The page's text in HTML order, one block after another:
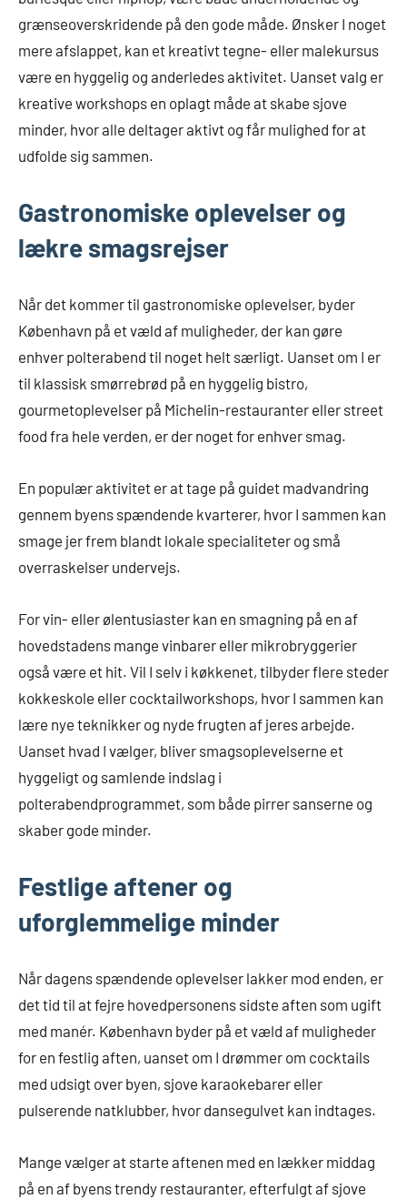
grænseoverskridende på den gode måde. Ønsker I noget
mere afslappet, kan et kreativt tegne- eller malekursus
være en hyggelig og anderledes aktivitet. Uanset valg er
kreative workshops en oplagt måde at skabe sjove
minder, hvor alle deltager aktivt og får mulighed for at
udfolde sig sammen.
Gastronomiske oplevelser og
lækre smagsrejser
Når det kommer til gastronomiske oplevelser, byder
København på et væld af muligheder, der kan gøre
enhver polterabend til noget helt særligt. Uanset om I er
til klassisk smørrebrød på en hyggelig bistro,
gourmetoplevelser på Michelin-restauranter eller street
food fra hele verden, er der noget for enhver smag.
En populær aktivitet er at tage på guidet madvandring
gennem byens spændende kvarterer, hvor I sammen kan
smage jer frem blandt lokale specialiteter og små
overraskelser undervejs.
For vin- eller ølentusiaster kan en smagning på en af
hovedstadens mange vinbarer eller mikrobryggerier
også være et hit. Vil I selv i køkkenet, tilbyder flere steder
kokkeskole eller cocktailworkshops, hvor I sammen kan
lære nye teknikker og nyde frugten af jeres arbejde.
Uanset hvad I vælger, bliver smagsoplevelserne et
hyggeligt og samlende indslag i
polterabendprogrammet, som både pirrer sanserne og
skaber gode minder.
Festlige aftener og
uforglemmelige minder
Når dagens spændende oplevelser lakker mod enden, er
det tid til at fejre hovedpersonens sidste aften som ugift
med manér. København byder på et væld af muligheder
for en festlig aften, uanset om I drømmer om cocktails
med udsigt over byen, sjove karaokebarer eller
pulserende natklubber, hvor dansegulvet kan indtages.
Mange vælger at starte aftenen med en lækker middag
på en af byens trendy restauranter, efterfulgt af sjove